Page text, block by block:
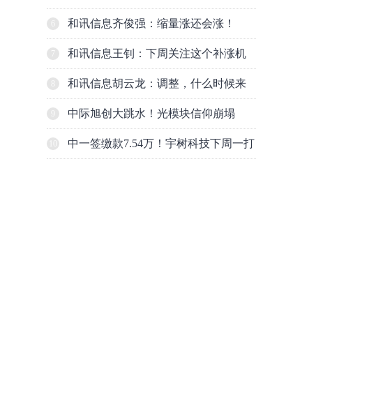
了吗？
和讯信息齐俊强：缩量涨还会涨！
7 和讯信息王钊：下周关注这个补涨机
会
和讯信息胡云龙：调整，什么时候来
中际旭创大跳水！光模块信仰崩塌
了？
中一签缴款7.54万！宇树科技下周一打